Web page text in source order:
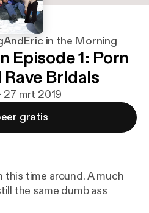
in the Morning
Episode 1: Porn
Bridals
27 mrt 2019
gratis
time around. A much
the same dumb ass